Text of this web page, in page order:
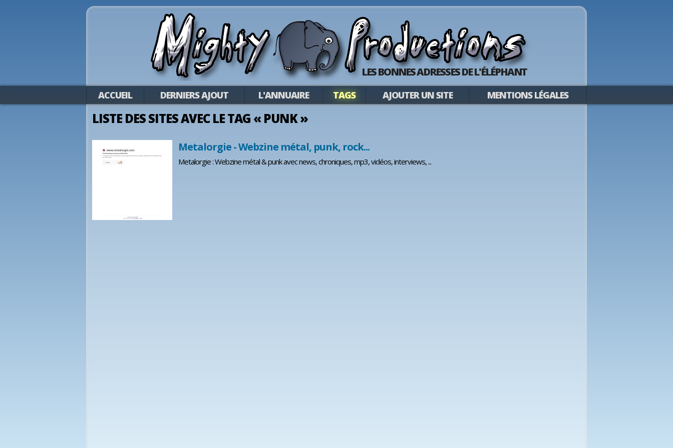
LES BONNES ADRESSES DE L'ÉLÉPHANT
ACCUEIL DERNIERS AJOUT L'ANNUAIRE TAGS AJOUTER UN SITE MENTIONS LÉGALES
LISTE DES SITES AVEC LE TAG « PUNK »
Metalorgie - Webzine métal, punk, rock...
Metalorgie : Webzine métal & punk avec news, chroniques, mp3, vidéos, interviews, ...